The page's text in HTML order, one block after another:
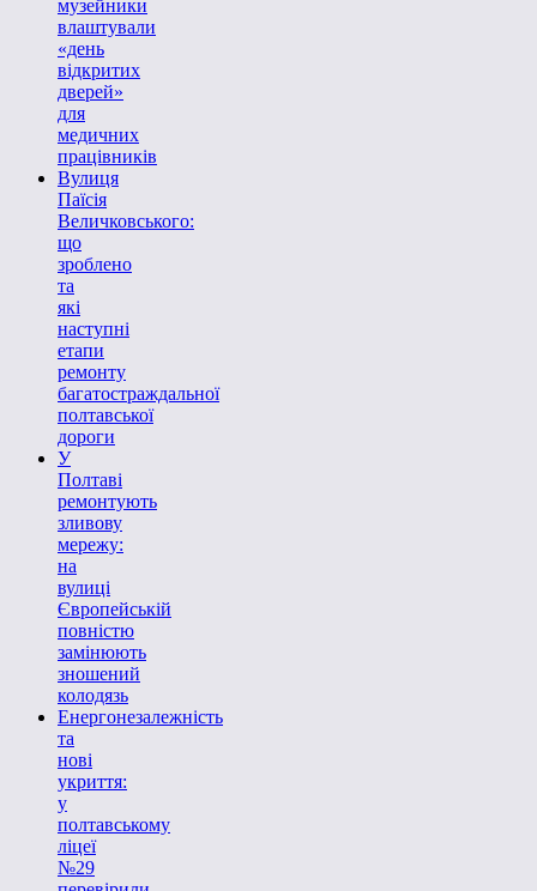
музейники
влаштували
«день
відкритих
дверей»
для
медичних
працівників
Вулиця
Паїсія
Величковського:
що
зроблено
та
які
наступні
етапи
ремонту
багатостраждальної
полтавської
дороги
У
Полтаві
ремонтують
зливову
мережу:
на
вулиці
Європейській
повністю
замінюють
зношений
колодязь
Енергонезалежність
та
нові
укриття:
у
полтавському
ліцеї
№29